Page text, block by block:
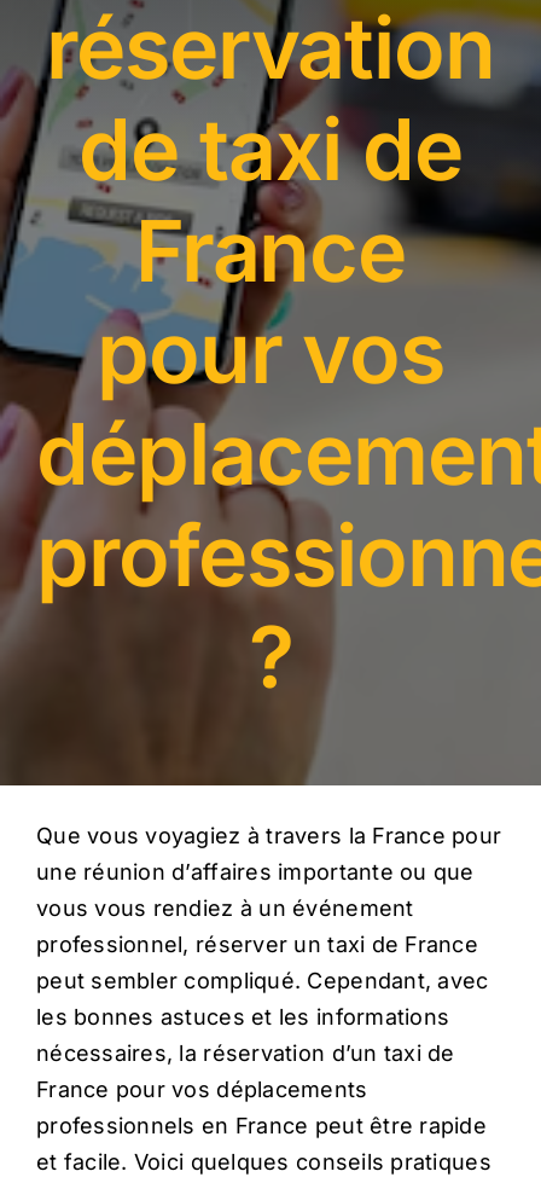
RÉSERVER
0899255499
réservation
de taxi de
France
pour vos
?
Que vous voyagiez à travers la France pour
une réunion d’affaires importante ou que
vous vous rendiez à un événement
professionnel, réserver un taxi de France
peut sembler compliqué. Cependant, avec
les bonnes astuces et les informations
nécessaires, la réservation d’un taxi de
France pour vos déplacements
professionnels en France peut être rapide
et facile. Voici quelques conseils pratiques